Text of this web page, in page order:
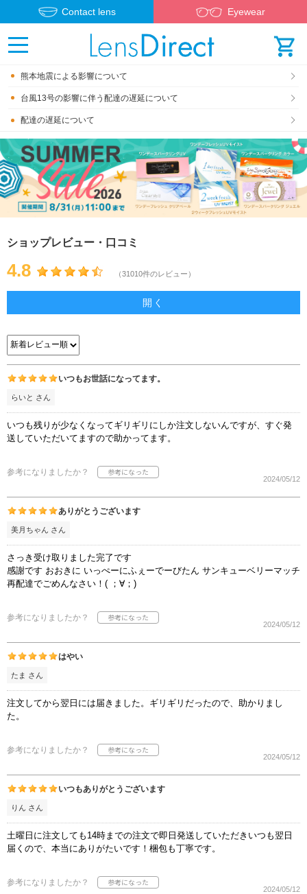
Contact lens Eyewear
熊本地震による影響について
台風13号の影響に伴う配達の遅延について
配達の遅延について
ショップレビュー・口コミ
4.8 （31010件のレビュー）
開く
いつもお世話になってます。
らいと さん
いつも残りが少なくなってギリギリにしか注文しないんですが、すぐ発
送していただいてますので助かってます。
参考になりましたか？
2024/05/12
ありがとうございます
美月ちゃん さん
さっき受け取りました完了です
感謝です おおきに いっぺーにふぇーでーびたん サンキューベリーマッチ
再配達でごめんなさい！( ；∀；)
参考になりましたか？
2024/05/12
はやい
たま さん
注文してから翌日には届きました。ギリギリだったので、助かりまし
た。
参考になりましたか？
2024/05/12
いつもありがとうございます
りん さん
土曜日に注文しても14時までの注文で即日発送していただきいつも翌日
届くので、本当にありがたいです！梱包も丁寧です。
参考になりましたか？
2024/05/12